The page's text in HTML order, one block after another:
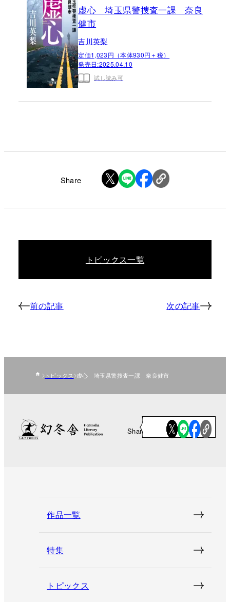
虚心 埼玉県警捜査一課 奈良
健市
吉川英梨
定価1,023円（本体930円＋税）
発売日:2025.04.10
試し読み可
Share
前の記事
トピックス一覧
次の記事
トピックス 虚心 埼玉県警捜査一課 奈良健市
Share
作品一覧
特集
トピックス